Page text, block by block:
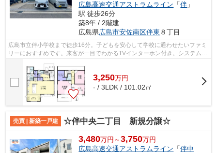
広島高速交通アストラムライン 「伴 」
駅 徒歩26分
築8年 / 2階建
広島県広島市安佐南区伴東 ８丁目
広島市立伴小学校まで徒歩16分。子どもを安心して学校に通わせたいファミ
リーにおすすめです。来客が一目でわかるTVインターホン付き。システムキ
3,250万円
- / 3LDK / 101.02㎡
売買 | 新築一戸建 ☆伴中央二丁目 新規分譲☆
3,480万円～3,750万円
広島高速交通アストラムライン 「伴中